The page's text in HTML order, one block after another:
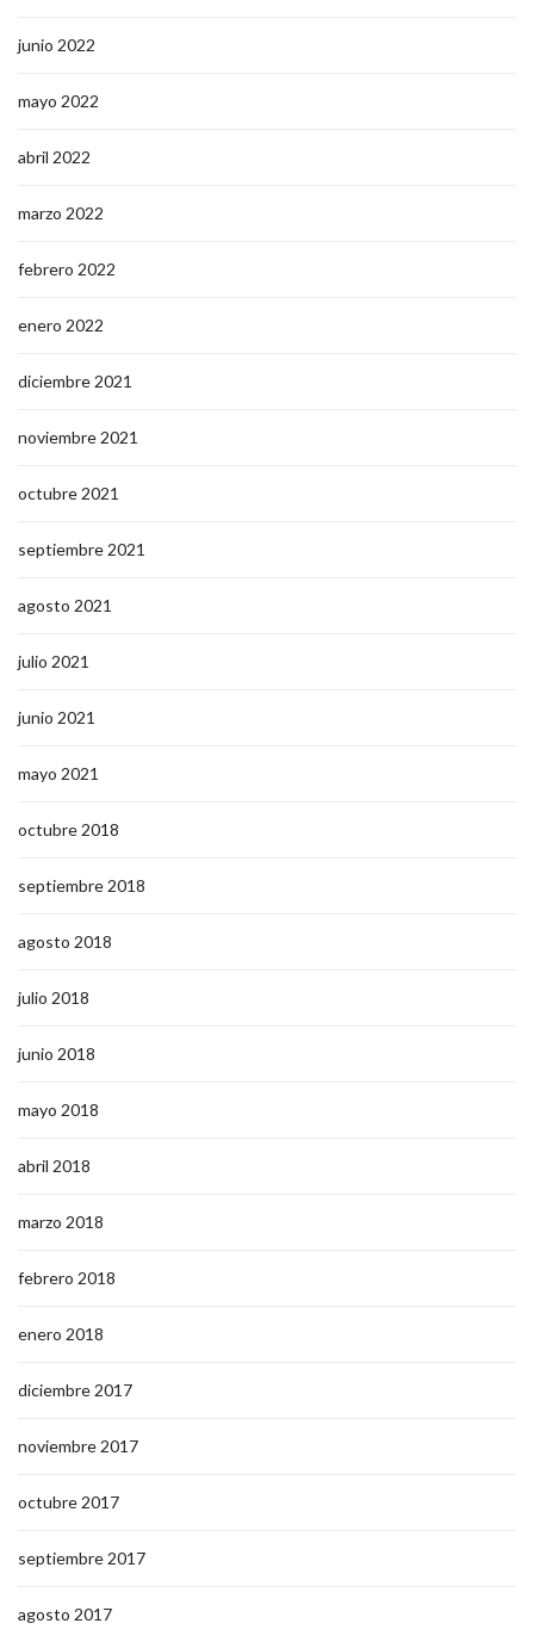
junio 2022
mayo 2022
abril 2022
marzo 2022
febrero 2022
enero 2022
diciembre 2021
noviembre 2021
octubre 2021
septiembre 2021
agosto 2021
julio 2021
junio 2021
mayo 2021
octubre 2018
septiembre 2018
agosto 2018
julio 2018
junio 2018
mayo 2018
abril 2018
marzo 2018
febrero 2018
enero 2018
diciembre 2017
noviembre 2017
octubre 2017
septiembre 2017
agosto 2017